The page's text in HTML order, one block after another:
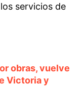
servicios de
obras, vuelve
Victoria y